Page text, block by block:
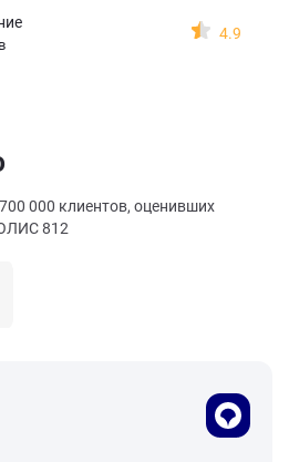
4.9
000 клиентов, оценивших
812